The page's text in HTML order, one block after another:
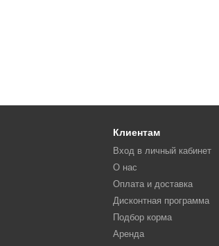
Клиентам
Вход в личный кабинет
О нас
Оплата и доставка
Дисконтная программа
Подбор корма
Аренда